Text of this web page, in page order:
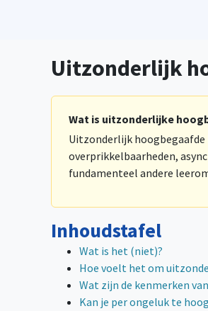
Uitzonderlijk
Wat is uitzonderlijke
Uitzonderlijk hoogbegaafde
overprikkelbaarheden,
fundamenteel andere
Inhoudstafel
Wat is het (niet)?
Hoe voelt het om
Wat zijn de kenmerken
Kan je per ongeluk te